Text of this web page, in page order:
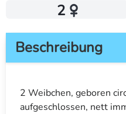
2
Beschreibung
2 Weibchen, geboren
aufgeschlossen, nett